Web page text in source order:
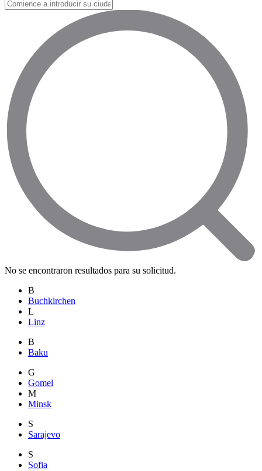
No se encontraron resultados para su solicitud.
B
Buchkirchen
L
Linz
B
Baku
G
Gomel
M
Minsk
S
Sarajevo
S
Sofia